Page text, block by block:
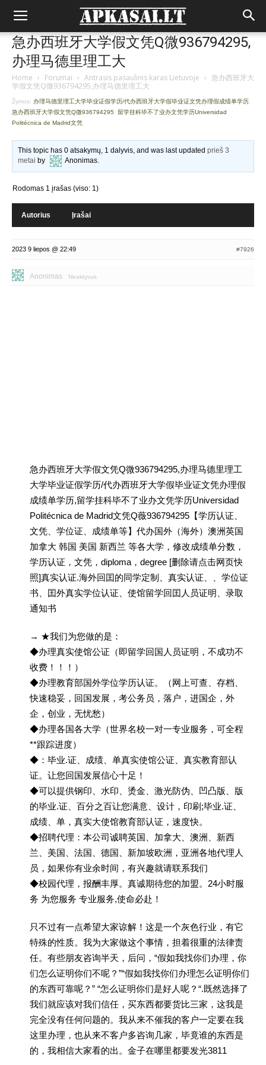
急办西班牙大学假文凭Q微936794295,
办理马德里理工大
Home › Forumai › Antrasis pasaulinis karas Lietuvoje › 急办西班牙大
学假文凭Q微936794295,办理马德里理工大
Žymos: 办理马德里理工大学毕业证假学历/代办西班牙大学假毕业证文凭办理假成绩单学历
急办西班牙大学假文凭Q微936794295
留学挂科毕不了业办文凭学历Universidad
Politécnica de Madrid文凭
This topic has 0 atsakymų, 1 dalyvis, and was last updatedprieš 3
metai by Anonimas.
Rodomas 1 įrašas (viso: 1)
Autorius Įrašai
2023 9 liepos @ 22:49 #7926
Anonimas Neaktyvus
急办西班牙大学假文凭Q微936794295,办理马德里理工
大学毕业证假学历/代办西班牙大学假毕业证文凭办理假
成绩单学历,留学挂科毕不了业办文凭学历Universidad
Politécnica de Madrid文凭Q薇936794295【学历认证、
文凭、学位证、成绩单等】代办国外（海外）澳洲英国
加拿大 韩国 美国 新西兰 等各大学，修改成绩单分数，
学历认证，文凭，diploma，degree [删除请点击网页快
照]真实认证.海外回囯的同学定制、真实认证、、学位证
书、囯外真实学位认证、使馆留学回囯人员证明、录取
通知书
→ ★我们为您做的是：
◆办理真实使馆公证（即留学回国人员证明，不成功不
收费！！！）
◆办理教育部国外学位学历认证。（网上可查、存档、
快速稳妥，回国发展，考公务员，落户，进国企，外
企，创业，无忧愁）
◆办理各国各大学（世界名校一对一专业服务，可全程
**跟踪进度）
◆：毕业.证、成绩、单真实使馆公证、真实教育部认
证。让您回国发展信心十足！
◆可以提供钢印、水印、烫金、激光防伪、凹凸版、版
的毕业.证、百分之百让您满意、设计，印刷;毕业.证、
成绩、单，真实大使馆教育部认证，速度快。
◆招聘代理：本公司诚聘英国、加拿大、澳洲、新西
兰、美国、法国、德国、新加坡欧洲，亚洲各地代理人
员，如果你有业余时间，有兴趣就请联系我们
◆校园代理，报酬丰厚。真诚期待您的加盟。24小时服
务 为您服务 专业服务,使命必赴！
只不过有一点希望大家谅解！这是一个灰色行业，有它
特殊的性质。我为大家做这个事情，担着很重的法律责
任。有些朋友咨询半天，后问，“假如我找你们办理，你
们怎么证明你们不呢？”“假如我找你们办理怎么证明你们
的东西可靠呢？” “怎么证明你们是好人呢？“.既然选择了
我们就应该对我们信任，买东西都要货比三家，这我是
完全没有任何问题的。我从来不催我的客户一定要在我
这里办理，也从来不客户多咨询几家，毕竟谁的东西是
的，我相信大家看的出。金子在哪里都要发光3811